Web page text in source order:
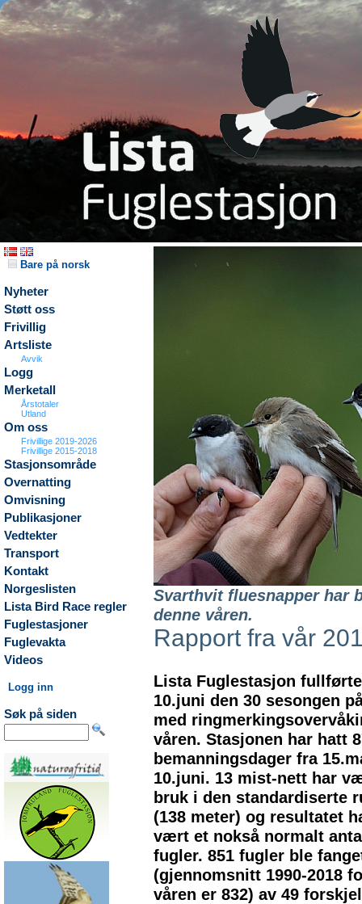
Bare på norsk
Nyheter
Støtt oss
Frivillig
Artsliste
Avvik
Logg
Merketall
Årstotaler
Utland
Om oss
Frivillige 2019-2026
Frivillige 2015-2018
Stasjonsområde
Overnatting
Omvisning
Publikasjoner
Vedtekter
Transport
Kontakt
Norgeslisten
Lista Bird Race regler
Fuglestasjoner
Fuglevakta
Videos
Logg inn
Søk på siden
Svarthvit fluesnapper har
denne våren.
Rapport fra vår
Lista Fuglestasjon
10.juni den 30 sesongen
med
våren. Stasjonen har hatt
bemanningsdager fra
10.juni. 13 mist-nett har
bruk i den standardiserte
(138 meter) og resultatet
vært et nokså normalt
fugler. 851 fugler ble
(gjennomsnitt 1990-2018
våren er 832) av 49